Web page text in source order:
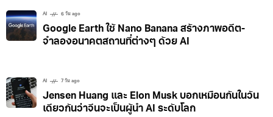
AI 6 วัน ago
Google Earth ใช้ Nano Banana สร้างภาพอดีต-
จำลองอนาคตสถานที่ต่างๆ ด้วย AI
AI 7 วัน ago
Jensen Huang และ Elon Musk บอกเหมือนกันในวัน
เดียวกันว่าจีนจะเป็นผู้นำ AI ระดับโลก